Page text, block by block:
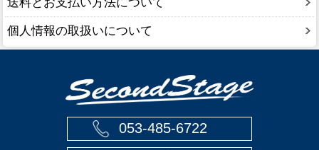
個人情報の取扱いについて
053-485-6722